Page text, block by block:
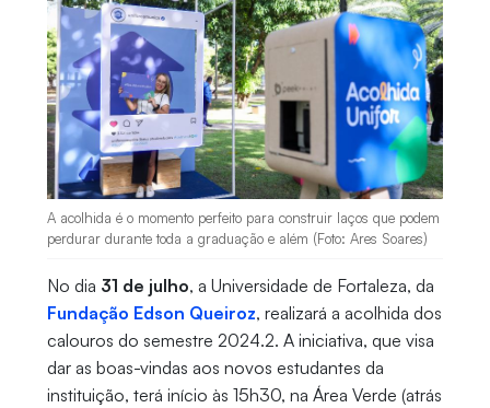
A acolhida é o momento perfeito para construir laços que podem
perdurar durante toda a graduação e além (Foto: Ares Soares)
No dia 31 de julho, a Universidade de Fortaleza, da
Fundação Edson Queiroz, realizará a acolhida dos
calouros do semestre 2024.2. A iniciativa, que visa
dar as boas-vindas aos novos estudantes da
instituição, terá início às 15h30, na Área Verde (atrás